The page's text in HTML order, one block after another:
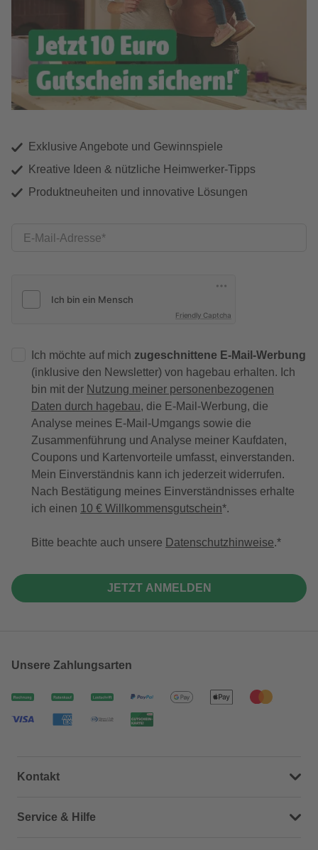
Exklusive Angebote und Gewinnspiele
Kreative Ideen & nützliche Heimwerker-Tipps
Produktneuheiten und innovative Lösungen
E-Mail-Adresse
Friendly Captcha
Ich möchte auf mich zugeschnittene E-Mail-Werbung
(inklusive den Newsletter) von hagebau erhalten. Ich
bin mit der Nutzung meiner personenbezogenen
Daten durch hagebau, die E-Mail-Werbung, die
Analyse meines E-Mail-Umgangs sowie die
Zusammenführung und Analyse meiner Kaufdaten,
Coupons und Kartenvorteile umfasst, einverstanden.
Mein Einverständnis kann ich jederzeit widerrufen.
Nach Bestätigung meines Einverständnisses erhalte
ich einen 10 € Willkommensgutschein*.
Bitte beachte auch unsere Datenschutzhinweise.
JETZT ANMELDEN
Unsere Zahlungsarten
Kontakt
Dein Kontakt zu uns
Service & Hilfe